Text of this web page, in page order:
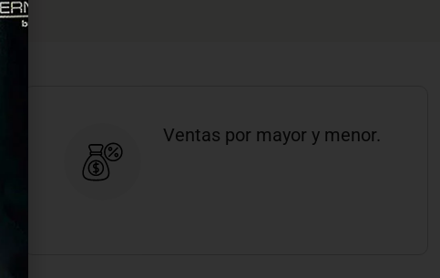
Ventas por mayor y menor.